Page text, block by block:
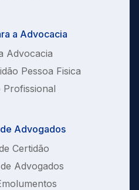
a Advocacia
Advocacia
Pessoa Fisica
Profissional
Advogados
Certidão
Advogados